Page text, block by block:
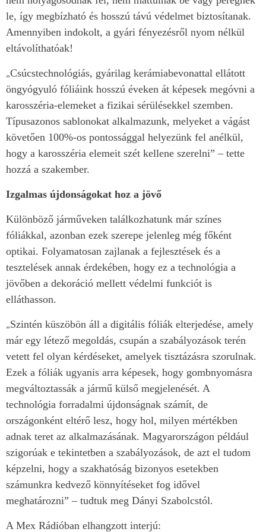
le, így megbízható és hosszú távú védelmet biztosítanak.
Amennyiben indokolt, a gyári fényezésről nyom nélkül
eltávolíthatóak!
„Csúcstechnológiás, gyárilag kerámiabevonattal ellátott
öngyógyuló fóliáink hosszú éveken át képesek megóvni a
karosszéria-elemeket a fizikai sérülésekkel szemben.
Típusazonos sablonokat alkalmazunk, melyeket a vágást
követően 100%-os pontossággal helyezünk fel anélkül,
hogy a karosszéria elemeit szét kellene szerelni” – tette
hozzá a szakember.
Izgalmas újdonságokat hoz a jövő
Különböző járműveken találkozhatunk már színes
fóliákkal, azonban ezek szerepe jelenleg még főként
optikai. Folyamatosan zajlanak a fejlesztések és a
tesztelések annak érdekében, hogy ez a technológia a
jövőben a dekoráció mellett védelmi funkciót is
elláthasson.
„Szintén küszöbön áll a digitális fóliák elterjedése, amely
már egy létező megoldás, csupán a szabályozások terén
vetett fel olyan kérdéseket, amelyek tisztázásra szorulnak.
Ezek a fóliák ugyanis arra képesek, hogy gombnyomásra
megváltoztassák a jármű külső megjelenését. A
technológia forradalmi újdonságnak számít, de
országonként eltérő lesz, hogy hol, milyen mértékben
adnak teret az alkalmazásának. Magyarországon például
szigorúak e tekintetben a szabályozások, de azt el tudom
képzelni, hogy a szakhatóság bizonyos esetekben
számunkra kedvező könnyítéseket fog idővel
meghatározni” – tudtuk meg Dányi Szabolcstól.
A Mex Rádióban elhangzott interjú: